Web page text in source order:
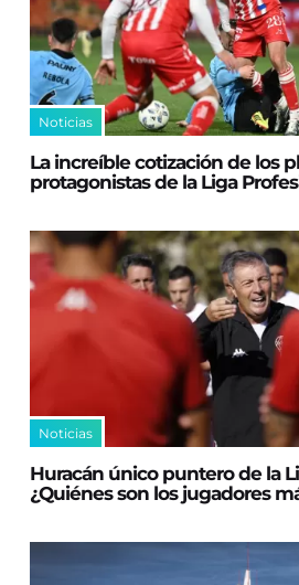
Noticias
La increíble cotización de los
protagonistas de la Liga
Noticias
Huracán único puntero de la
¿Quiénes son los jugadores